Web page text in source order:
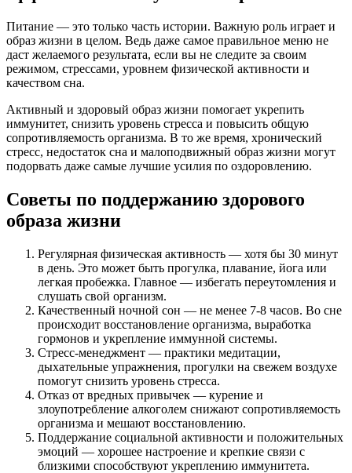
Питание — это только часть истории. Важную роль играет и
образ жизни в целом. Ведь даже самое правильное меню не
даст желаемого результата, если вы не следите за своим
режимом, стрессами, уровнем физической активности и
качеством сна.
Активный и здоровый образ жизни помогает укрепить
иммунитет, снизить уровень стресса и повысить общую
сопротивляемость организма. В то же время, хронический
стресс, недостаток сна и малоподвижный образ жизни могут
подорвать даже самые лучшие усилия по оздоровлению.
Советы по поддержанию здорового
образа жизни
Регулярная физическая активность — хотя бы 30 минут
в день. Это может быть прогулка, плавание, йога или
легкая пробежка. Главное — избегать переутомления и
слушать свой организм.
Качественный ночной сон — не менее 7-8 часов. Во сне
происходит восстановление организма, выработка
гормонов и укрепление иммунной системы.
Стресс-менеджмент — практики медитации,
дыхательные упражнения, прогулки на свежем воздухе
помогут снизить уровень стресса.
Отказ от вредных привычек — курение и
злоупотребление алкоголем снижают сопротивляемость
организма и мешают восстановлению.
Поддержание социальной активности и положительных
эмоций — хорошее настроение и крепкие связи с
близкими способствуют укреплению иммунитета.